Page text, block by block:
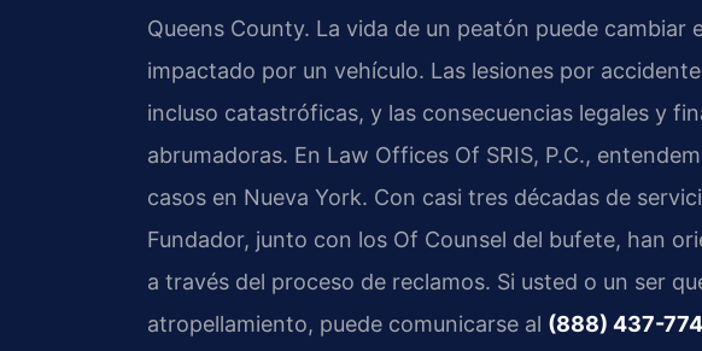
Queens County. La vida de un peatón puede cambiar
impactado por un vehículo. Las lesiones por
incluso catastróficas, y las consecuencias legales y
abrumadoras. En Law Offices Of SRIS, P.C.,
casos en Nueva York. Con casi tres décadas de
Fundador, junto con los Of Counsel del bufete, han
a través del proceso de reclamos. Si usted o un ser
atropellamiento, puede comunicarse al (888) 437-